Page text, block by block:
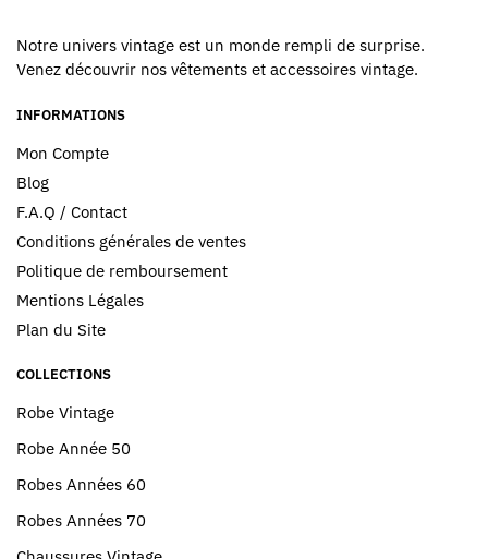
Notre univers vintage est un monde rempli de surprise.
Venez découvrir nos vêtements et accessoires vintage.
INFORMATIONS
Mon Compte
Blog
F.A.Q / Contact
Conditions générales de ventes
Politique de remboursement
Mentions Légales
Plan du Site
COLLECTIONS
Robe Vintage
Robe Année 50
Robes Années 60
Robes Années 70